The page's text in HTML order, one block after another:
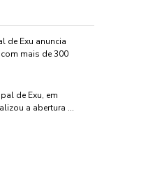
de Exu anuncia
mais de 300
de Exu, em
a abertura …